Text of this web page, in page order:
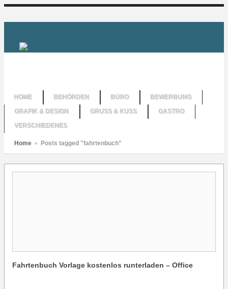
HOME BEHÖRDEN BÜRO
BEWERBUNG
GRAFIK & DESIGN
GRUSS & KUSS
GASTRO
VERSCHIEDENES
Home » Posts tagged "fahrtenbuch"
Fahrtenbuch Vorlage kostenlos runterladen – Office